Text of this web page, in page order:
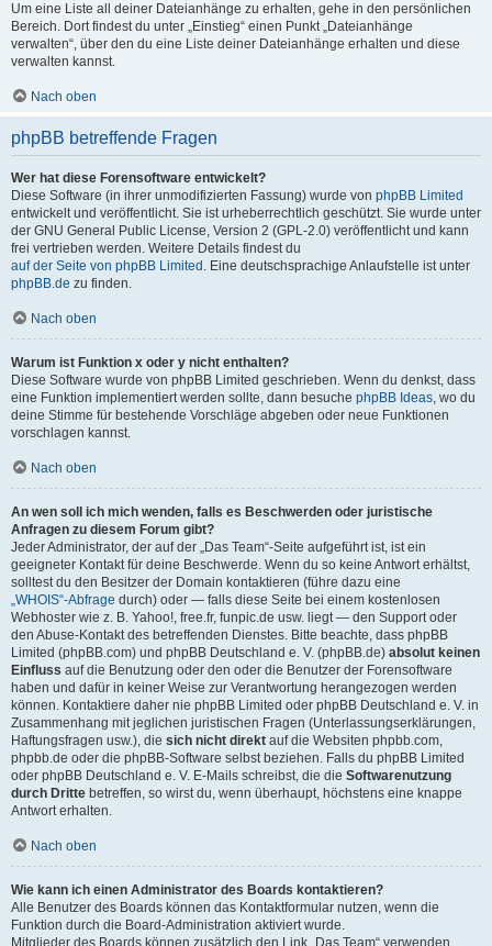
Um eine Liste all deiner Dateianhänge zu erhalten, gehe in den persönlichen
Bereich. Dort findest du unter „Einstieg“ einen Punkt „Dateianhänge
verwalten“, über den du eine Liste deiner Dateianhänge erhalten und diese
verwalten kannst.
Nach oben
phpBB betreffende Fragen
Wer hat diese Forensoftware entwickelt?
Diese Software (in ihrer unmodifizierten Fassung) wurde von phpBB Limited
entwickelt und veröffentlicht. Sie ist urheberrechtlich geschützt. Sie wurde unter
der GNU General Public License, Version 2 (GPL-2.0) veröffentlicht und kann
frei vertrieben werden. Weitere Details findest du
auf der Seite von phpBB Limited . Eine deutschsprachige Anlaufstelle ist unter
phpBB.de zu finden.
Nach oben
Warum ist Funktion x oder y nicht enthalten?
Diese Software wurde von phpBB Limited geschrieben. Wenn du denkst, dass
eine Funktion implementiert werden sollte, dann besuche phpBB Ideas, wo du
deine Stimme für bestehende Vorschläge abgeben oder neue Funktionen
vorschlagen kannst.
Nach oben
An wen soll ich mich wenden, falls es Beschwerden oder juristische
Anfragen zu diesem Forum gibt?
Jeder Administrator, der auf der „Das Team“-Seite aufgeführt ist, ist ein
geeigneter Kontakt für deine Beschwerde. Wenn du so keine Antwort erhältst,
solltest du den Besitzer der Domain kontaktieren (führe dazu eine
„WHOIS“-Abfrage durch) oder — falls diese Seite bei einem kostenlosen
Webhoster wie z. B. Yahoo!, free.fr, funpic.de usw. liegt — den Support oder
den Abuse-Kontakt des betreffenden Dienstes. Bitte beachte, dass phpBB
Limited (phpBB.com) und phpBB Deutschland e. V. (phpBB.de) absolut keinen
Einfluss auf die Benutzung oder den oder die Benutzer der Forensoftware
haben und dafür in keiner Weise zur Verantwortung herangezogen werden
können. Kontaktiere daher nie phpBB Limited oder phpBB Deutschland e. V. in
Zusammenhang mit jeglichen juristischen Fragen (Unterlassungserklärungen,
Haftungsfragen usw.), die sich nicht direkt auf die Websiten phpbb.com,
phpbb.de oder die phpBB-Software selbst beziehen. Falls du phpBB Limited
oder phpBB Deutschland e. V. E-Mails schreibst, die die Softwarenutzung
durch Dritte betreffen, so wirst du, wenn überhaupt, höchstens eine knappe
Antwort erhalten.
Nach oben
Wie kann ich einen Administrator des Boards kontaktieren?
Alle Benutzer des Boards können das Kontaktformular nutzen, wenn die
Funktion durch die Board-Administration aktiviert wurde.
Mitglieder des Boards können zusätzlich den Link „Das Team“ verwenden.